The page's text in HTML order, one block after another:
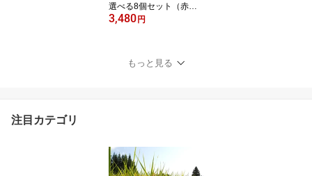
選べる8個セット（赤
飯・醤油・ふきんと・き
産こがねもち使用 株式会
社めし徳【オコワ/コガネ
3,480 円
もっと見る
注目カテゴリ